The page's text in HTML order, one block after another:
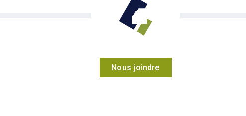
Nous joindre